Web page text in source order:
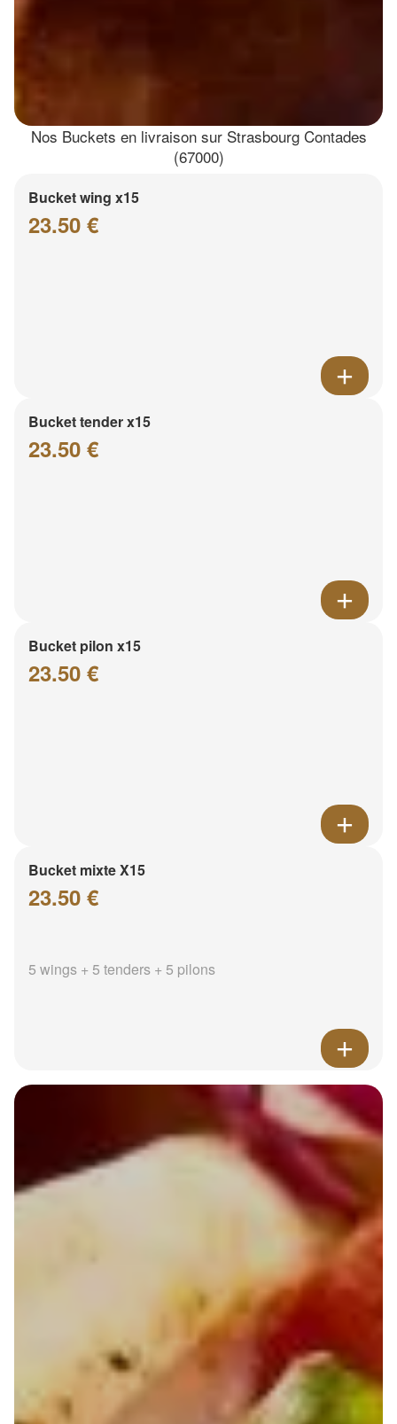
Nos Buckets en livraison sur Strasbourg Contades
(67000)
Bucket wing x15
23.50 €
Bucket tender x15
23.50 €
Bucket pilon x15
23.50 €
Bucket mixte X15
23.50 €
5 wings + 5 tenders + 5 pilons